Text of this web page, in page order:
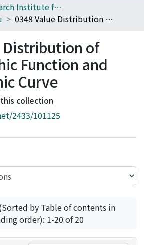
400_Research Institute for Mathematical Sciences
0348 Value Distribution of Meromorphic Function and Holomorphic Curve
Distribution of
Function and
Curve
collection
2433/101125
by Table of contents in
order): 1-20 of 20